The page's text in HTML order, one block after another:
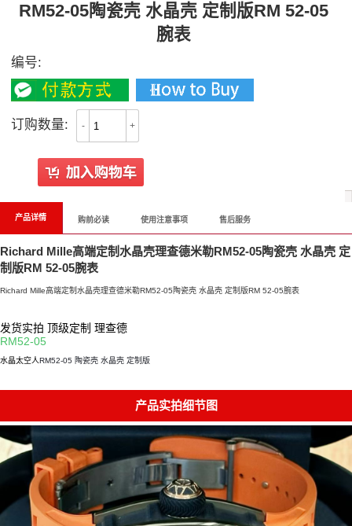
RM52-05陶瓷壳 水晶壳 定制版RM 52-05
腕表
编号:
订购数量: - +
产品详情 购前必读 使用注意事项 售后服务
Richard Mille高端定制水晶壳理查德米勒RM52-05陶瓷壳 水晶壳 定
制版RM 52-05腕表
Richard Mille高端定制水晶壳理查德米勒RM52-05陶瓷壳 水晶壳 定制版RM 52-05腕表
发货实拍 顶级定制 理查德
RM52-05
水晶太空人RM52-05 陶瓷壳 水晶壳 定制版
产品实拍细节图